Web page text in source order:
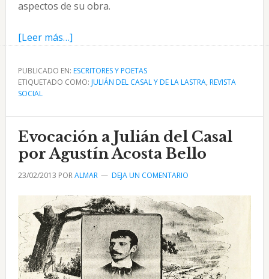
aspectos de su obra.
[Leer más…]acerca
Julián
del
por
Lizaso
y
Fernández
de
Castro
PUBLICADO EN: ESCRITORES Y POETAS
ETIQUETADO COMO: JULIÁN DEL CASAL Y DE LA LASTRA, REVISTA
SOCIAL
Evocación a Julián del Casal
por Agustín Acosta Bello
23/02/2013 PORALMAR DEJA UN COMENTARIO